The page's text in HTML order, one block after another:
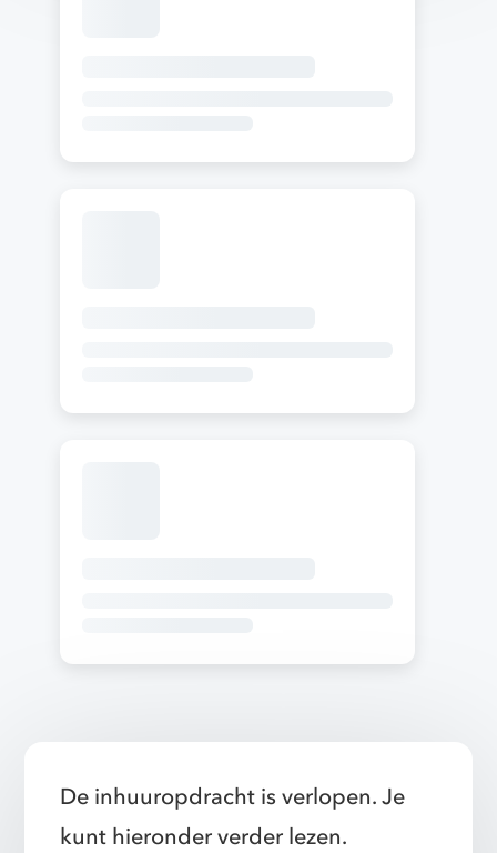
De inhuuropdracht is verlopen. Je
kunt hieronder verder lezen.